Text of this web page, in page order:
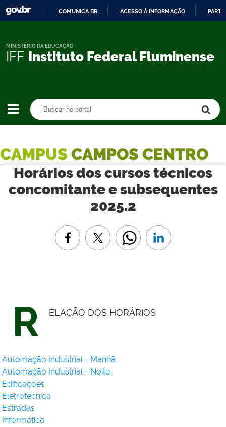
CONTEÚDO
COMUNICA BR ACESSO À INFORMAÇÃO
IFF Instituto Federal Fluminense
MINISTÉRIO DA EDUCAÇÃO
CAMPUS CAMPOS CENTRO
Horários dos cursos técnicos
concomitante e subsequentes
2025.2
R ELAÇÃO DOS HORÁRIOS
Automação Industrial - Manhã
Automação Industrial - Noite
Edificações
Eletrotécnica
Estradas
Informática